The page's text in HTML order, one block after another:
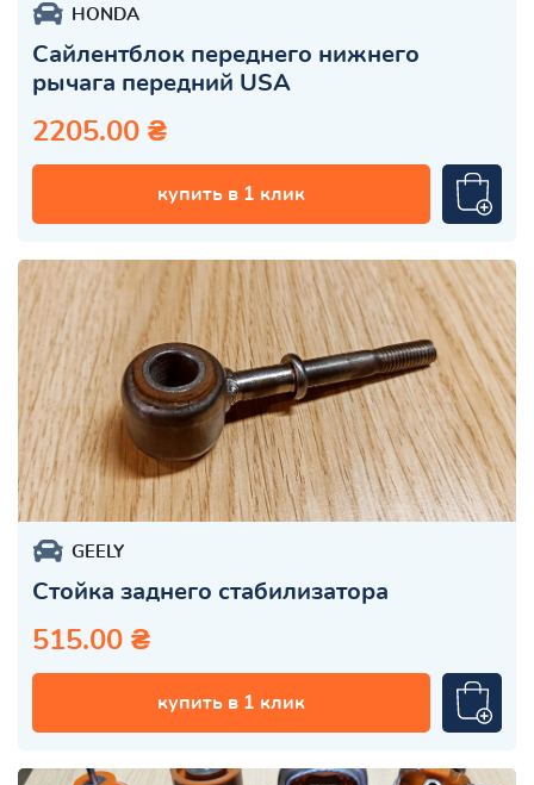
HONDA
Сайлентблок переднего нижнего
рычага передний USA
2205.00 ₴
купить в 1 клик
GEELY
Стойка заднего стабилизатора
515.00 ₴
купить в 1 клик